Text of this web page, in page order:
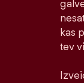
kas
tev